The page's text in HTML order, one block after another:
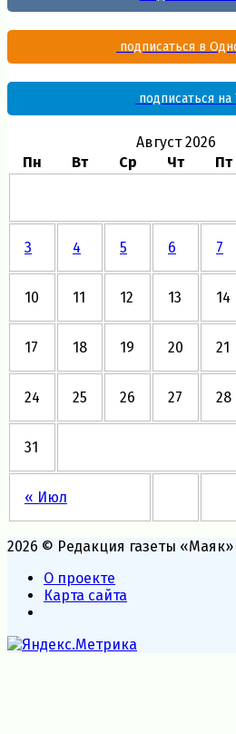
подписаться в
подписаться
Август 2026
Пн
Вт Ср Чт Пт
« Июл
3 4 5 6 7
10 11 12 13 14
17 18 19 20 21
24 25 26 27 28
31
2026 © Редакция газеты «Маяк»
О проекте
Карта сайта